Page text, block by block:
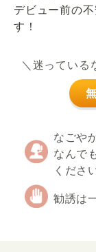
デビュー前の
す！
＼迷っている
なごや
なんで
くださ
勧誘は